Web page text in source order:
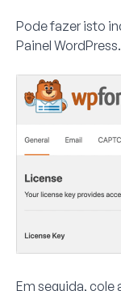
Pode fazer isto
Painel WordPress.
Em seguida, cole